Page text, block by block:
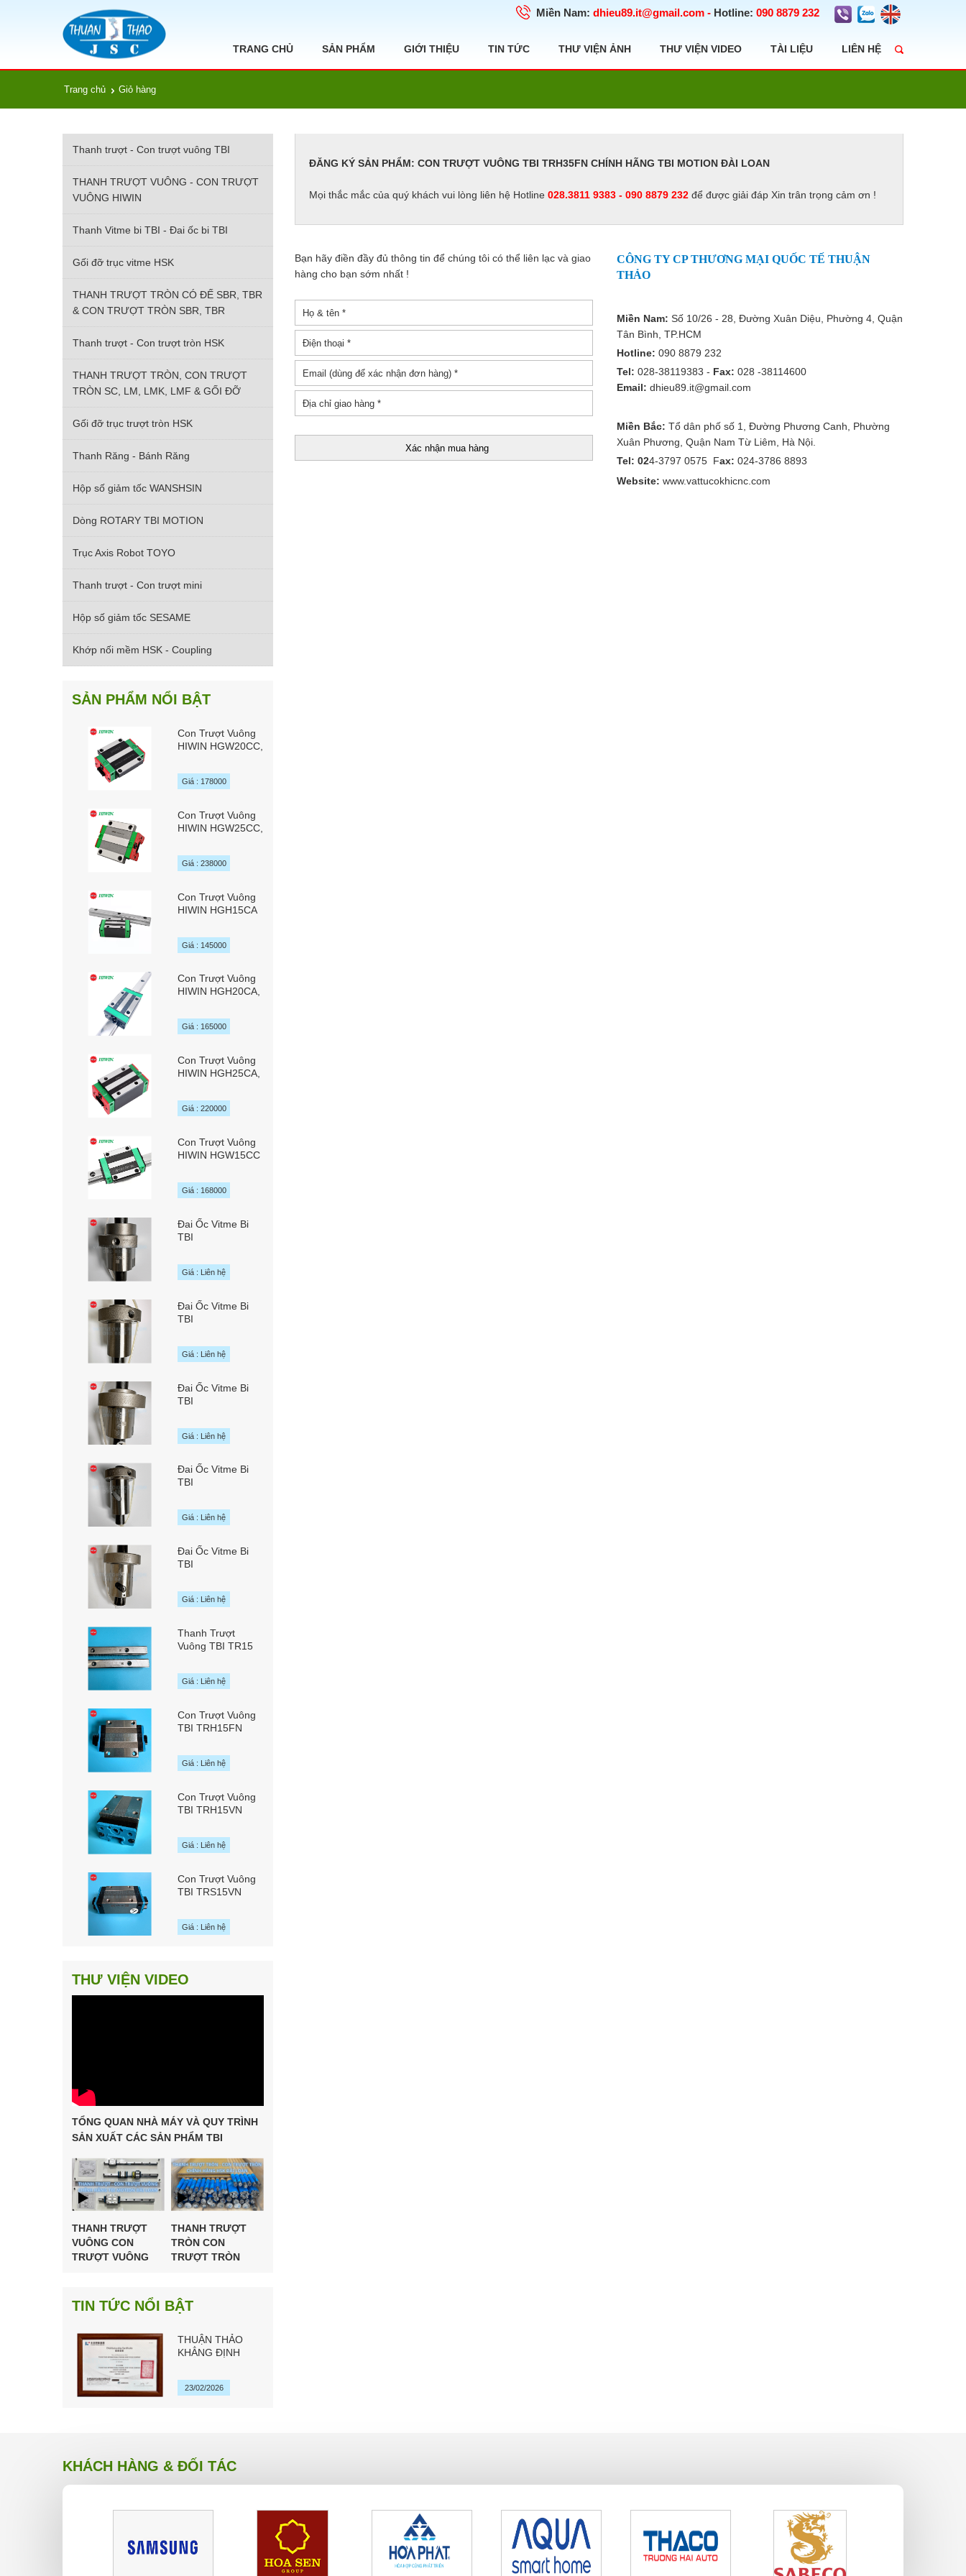
Miền Nam: dhieu89.it@gmail.com - Hotline: 090 8879 232
TRANG CHỦ SẢN PHẨM GIỚI THIỆU TIN TỨC THƯ VIỆN ẢNH THƯ VIỆN VIDEO TÀI LIỆU LIÊN HỆ
Trang chủ Giỏ hàng
Thanh trượt - Con trượt vuông TBI
THANH TRƯỢT VUÔNG - CON TRƯỢT
VUÔNG HIWIN
Thanh Vitme bi TBI - Đai ốc bi TBI
Gối đỡ trục vitme HSK
THANH TRƯỢT TRÒN CÓ ĐẾ SBR, TBR
& CON TRƯỢT TRÒN SBR, TBR
Thanh trượt - Con trượt tròn HSK
THANH TRƯỢT TRÒN, CON TRƯỢT
TRÒN SC, LM, LMK, LMF & GỐI ĐỠ
Gối đỡ trục trượt tròn HSK
Thanh Răng - Bánh Răng
Hộp số giảm tốc WANSHSIN
Dòng ROTARY TBI MOTION
Trục Axis Robot TOYO
Thanh trượt - Con trượt mini
Hộp số giảm tốc SESAME
Khớp nối mềm HSK - Coupling
SẢN PHẨM NỔI BẬT
Con Trượt Vuông
HIWIN HGW20CC,
HGW20SC
Giá : 178000
Con Trượt Vuông
HIWIN HGW25CC,
HGW25SC
Giá : 238000
Con Trượt Vuông
HIWIN HGH15CA
Giá : 145000
Con Trượt Vuông
HIWIN HGH20CA,
HGH20HA
Giá : 165000
Con Trượt Vuông
HIWIN HGH25CA,
Giá : 220000
Con Trượt Vuông
HIWIN HGW15CC
Giá : 168000
Đai Ốc Vitme Bi
TBI
/ SFYR01616A2D
chính hãng TBI
Giá : Liên hệ
Đai Ốc Vitme Bi
TBI
chính hãng TBI
MOTION Đài Loan
Giá : Liên hệ
Đai Ốc Vitme Bi
TBI
chính hãng TBI
MOTION Đài Loan
Giá : Liên hệ
Đai Ốc Vitme Bi
TBI
chính hãng TBI
MOTION Đài Loan
Giá : Liên hệ
Đai Ốc Vitme Bi
TBI
chính hãng TBI
MOTION Đài Loan
Giá : Liên hệ
Thanh Trượt
Vuông TBI TR15
MOTION Đài Loan
Giá : Liên hệ
Con Trượt Vuông
TBI TRH15FN
MOTION Đài Loan
Giá : Liên hệ
Con Trượt Vuông
TBI TRH15VN
MOTION Đài Loan
Giá : Liên hệ
Con Trượt Vuông
TBI TRS15VN
MOTION Đài Loan
Giá : Liên hệ
THƯ VIỆN VIDEO
TỔNG QUAN NHÀ MÁY VÀ QUY TRÌNH
SẢN XUẤT CÁC SẢN PHẨM TBI
THANH TRƯỢT
VUÔNG CON
TRƯỢT VUÔNG
LOAN
THANH TRƯỢT
TRÒN CON
TRƯỢT TRÒN
TIN TỨC NỔI BẬT
THUẬN THẢO
KHẲNG ĐỊNH
CHÍNH HÃNG TBI
MOTION ĐÀI
23/02/2026
ĐĂNG KÝ SẢN PHẨM: CON TRƯỢT VUÔNG TBI TRH35FN CHÍNH HÃNG TBI MOTION ĐÀI LOAN
Mọi thắc mắc của quý khách vui lòng liên hệ Hotline 028.3811 9383 - 090 8879 232để được giải đáp Xin trân trọng cảm ơn !
Bạn hãy điền đầy đủ thông tin để chúng tôi có thể liên lạc và giao
hàng cho bạn sớm nhất !
CÔNG TY CP THƯƠNG MẠI QUỐC TẾ THUẬN
THẢO
Miền Nam: Số 10/26 - 28, Đường Xuân Diệu, Phường 4, Quận
Tân Bình, TP.HCM
Hotline: 090 8879 232
Tel: 028-38119383 - Fax: 028 -38114600
Email: dhieu89.it@gmail.com
Miền Bắc: Tổ dân phố số 1, Đường Phương Canh, Phường
Xuân Phương, Quận Nam Từ Liêm, Hà Nội.
Tel: 024-3797 0575 Fax: 024-3786 8893
Website: www.vattucokhicnc.com
KHÁCH HÀNG & ĐỐI TÁC